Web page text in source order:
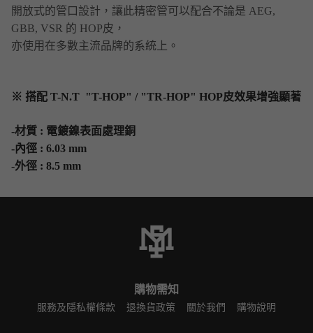
開放式的管口設計，讓此精密管可以配合不論是 AEG,
GBB, VSR 的 HOP皮，
亦使用在多數主流品牌的系統上。
※ 搭配 T-N.T "T-HOP" / "TR-HOP" HOP皮效果增強顯著
-材質 : 電鍍鎳表面處理銅
-內徑 : 6.03 mm
-外徑 : 8.5 mm
購物需知
服務及隱私權條款 退換貨政策 關於我們 購物說明